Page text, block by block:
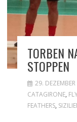
TORBEN
STOPPEN
29.
CATAGIRONE,
FEATHERS,